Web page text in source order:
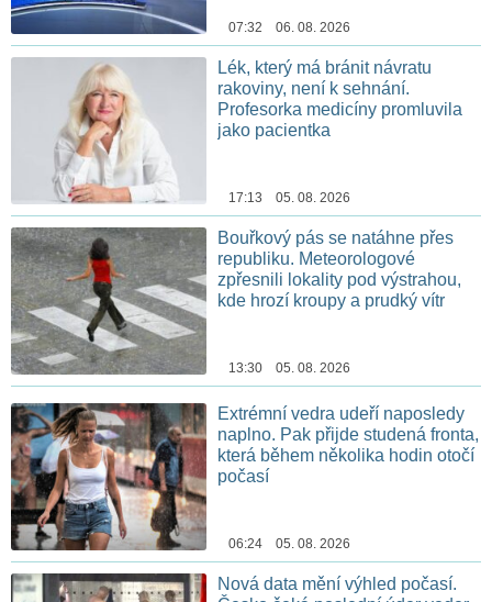
07:32 06. 08. 2026
Lék, který má bránit návratu
rakoviny, není k sehnání.
Profesorka medicíny promluvila
jako pacientka
17:13 05. 08. 2026
Bouřkový pás se natáhne přes
republiku. Meteorologové
zpřesnili lokality pod výstrahou,
kde hrozí kroupy a prudký vítr
13:30 05. 08. 2026
Extrémní vedra udeří naposledy
naplno. Pak přijde studená fronta,
která během několika hodin otočí
počasí
06:24 05. 08. 2026
Nová data mění výhled počasí.